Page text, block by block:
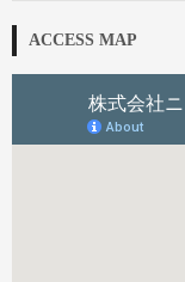
ACCESS MAP